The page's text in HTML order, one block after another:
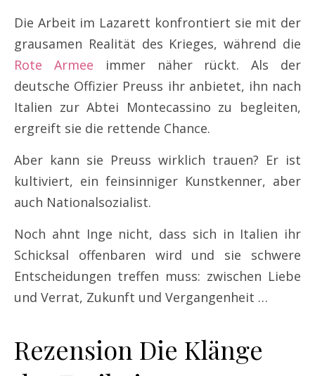
Die Arbeit im Lazarett konfrontiert sie mit der
grausamen Realität des Krieges, während die
Rote Armee immer näher rückt. Als der
deutsche Offizier Preuss ihr anbietet, ihn nach
Italien zur Abtei Montecassino zu begleiten,
ergreift sie die rettende Chance.
Aber kann sie Preuss wirklich trauen? Er ist
kultiviert, ein feinsinniger Kunstkenner, aber
auch Nationalsozialist.
Noch ahnt Inge nicht, dass sich in Italien ihr
Schicksal offenbaren wird und sie schwere
Entscheidungen treffen muss: zwischen Liebe
und Verrat, Zukunft und Vergangenheit …
Rezension Die Klänge